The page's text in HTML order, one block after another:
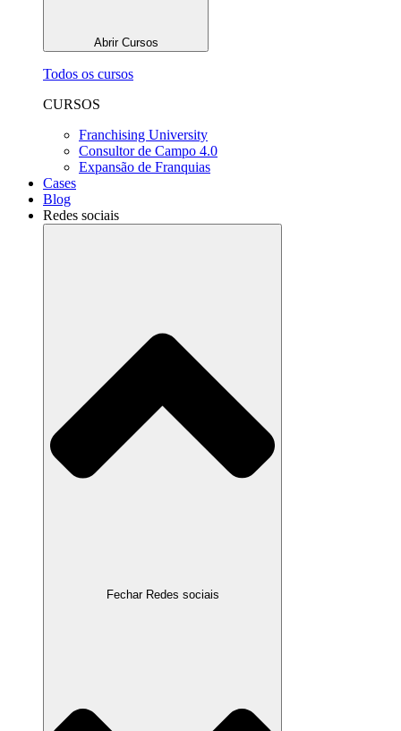
Abrir Cursos
Todos os cursos
CURSOS
Franchising University
Consultor de Campo 4.0
Expansão de Franquias
Cases
Blog
Redes sociais
Fechar Redes sociais